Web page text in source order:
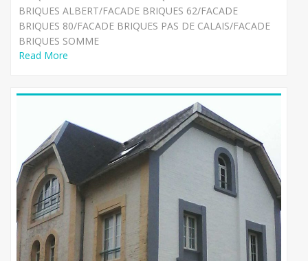
BRIQUES ALBERT/FACADE BRIQUES 62/FACADE
BRIQUES 80/FACADE BRIQUES PAS DE CALAIS/FACADE
BRIQUES SOMME
Read More